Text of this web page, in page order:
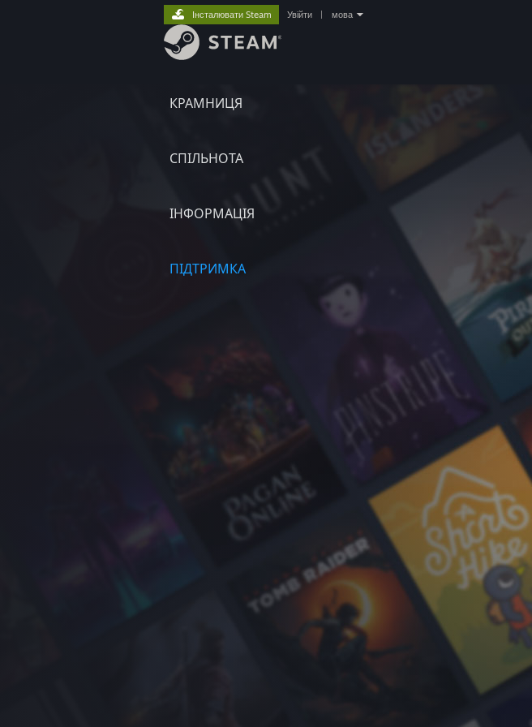
КРАМНИЦЯ
СПІЛЬНОТА
ІНФОРМАЦІЯ
ПІДТРИМКА
Інсталювати Steam Увійти мова